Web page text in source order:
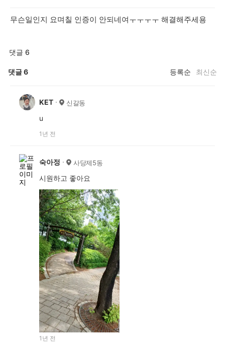
무슨일인지 요며칠 인증이 안되네여ㅜㅜㅜㅜ 해결해주세용
댓글 6
댓글6 등록순 최신순
KET 신갈동
u
1년 전
숙아정 사당제5동
시원하고 좋아요
1년 전